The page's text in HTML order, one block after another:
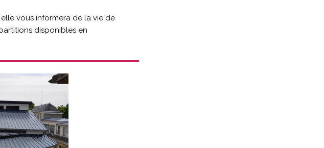
vous informera de la vie de
disponibles en